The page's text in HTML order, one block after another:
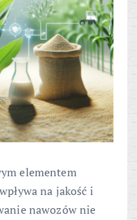
elementem
na jakość i
nawozów nie